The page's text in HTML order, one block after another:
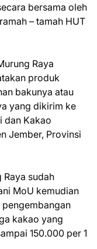
bersama oleh
– tamah HUT
Raya
produk
bakunya atau
yang dikirim ke
dan Kakao
Jember, Provinsi
Raya sudah
MoU kemudian
pengembangan
kakao yang
150.000 per 1